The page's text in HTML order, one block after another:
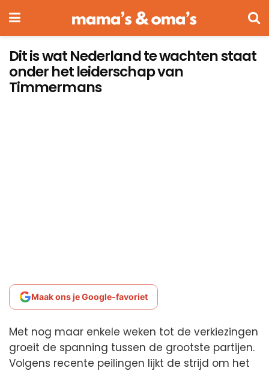
Dit is wat Nederland te wachten staat
onder het leiderschap van
Timmermans
Maak ons je Google-favoriet
Met nog maar enkele weken tot de verkiezingen
groeit de spanning tussen de grootste partijen.
Volgens recente peilingen lijkt de strijd om het